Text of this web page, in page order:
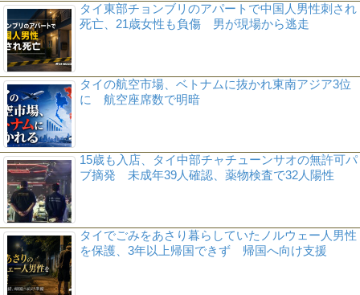
タイ東部チョンブリのアパートで中国人男性刺され
死亡、21歳女性も負傷 男が現場から逃走
タイの航空市場、ベトナムに抜かれ東南アジア3位
に 航空座席数で明暗
15歳も入店、タイ中部チャチューンサオの無許可パ
ブ摘発 未成年39人確認、薬物検査で32人陽性
タイでごみをあさり暮らしていたノルウェー人男性
を保護、3年以上帰国できず 帰国へ向け支援